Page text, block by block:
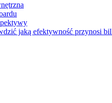
jaką efektywność przynosi